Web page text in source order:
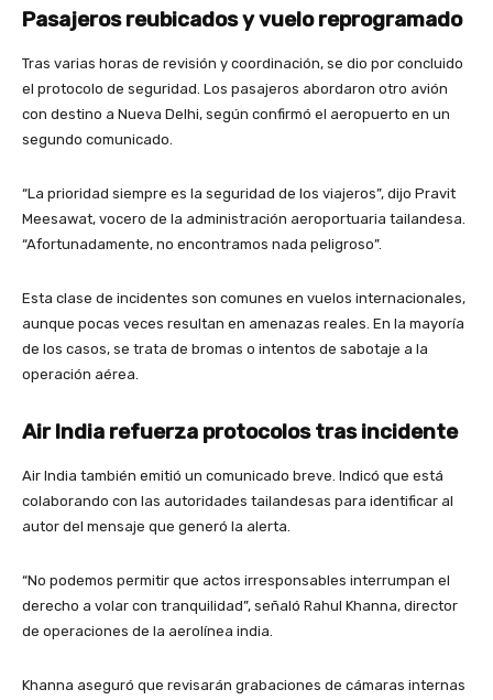
Pasajeros reubicados y vuelo reprogramado
Tras varias horas de revisión y coordinación, se dio por concluido
el protocolo de seguridad. Los pasajeros abordaron otro avión
con destino a Nueva Delhi, según confirmó el aeropuerto en un
segundo comunicado.
“La prioridad siempre es la seguridad de los viajeros”, dijo Pravit
Meesawat, vocero de la administración aeroportuaria tailandesa.
“Afortunadamente, no encontramos nada peligroso”.
Esta clase de incidentes son comunes en vuelos internacionales,
aunque pocas veces resultan en amenazas reales. En la mayoría
de los casos, se trata de bromas o intentos de sabotaje a la
operación aérea.
Air India refuerza protocolos tras incidente
Air India también emitió un comunicado breve. Indicó que está
colaborando con las autoridades tailandesas para identificar al
autor del mensaje que generó la alerta.
“No podemos permitir que actos irresponsables interrumpan el
derecho a volar con tranquilidad”, señaló Rahul Khanna, director
de operaciones de la aerolínea india.
Khanna aseguró que revisarán grabaciones de cámaras internas